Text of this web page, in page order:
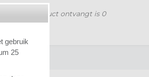
voor dit product ontvangt is 0
gebruik
25